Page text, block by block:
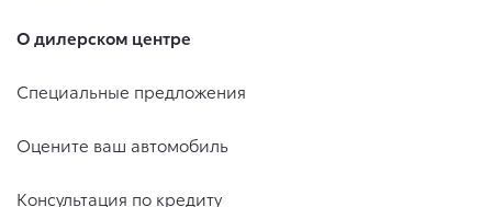
О дилерском центре
Специальные предложения
Оцените ваш автомобиль
Консультация по кредиту